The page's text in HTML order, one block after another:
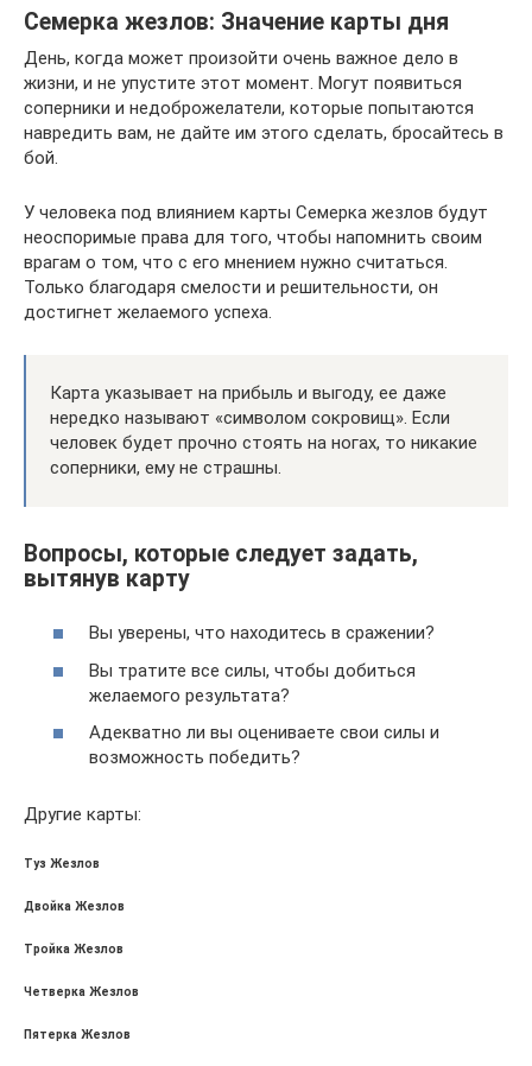
Семерка жезлов: Значение карты дня
День, когда может произойти очень важное дело в
жизни, и не упустите этот момент. Могут появиться
соперники и недоброжелатели, которые попытаются
навредить вам, не дайте им этого сделать, бросайтесь в
бой.
У человека под влиянием карты Семерка жезлов будут
неоспоримые права для того, чтобы напомнить своим
врагам о том, что с его мнением нужно считаться.
Только благодаря смелости и решительности, он
достигнет желаемого успеха.
Карта указывает на прибыль и выгоду, ее даже
нередко называют «символом сокровищ». Если
человек будет прочно стоять на ногах, то никакие
соперники, ему не страшны.
Вопросы, которые следует задать,
вытянув карту
Вы уверены, что находитесь в сражении?
Вы тратите все силы, чтобы добиться
желаемого результата?
Адекватно ли вы оцениваете свои силы и
возможность победить?
Другие карты:
Туз Жезлов
Двойка Жезлов
Тройка Жезлов
Четверка Жезлов
Пятерка Жезлов